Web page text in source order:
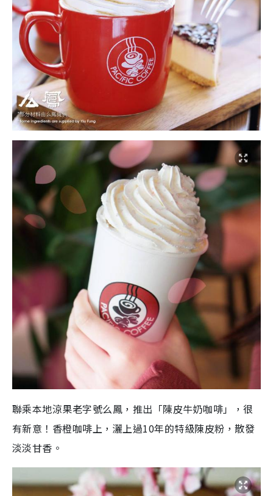
聯乘本地涼果老字號么鳳，推出「陳皮牛奶咖啡」，很
有新意！香橙咖啡上，灑上過10年的特級陳皮粉，散發
淡淡甘香。